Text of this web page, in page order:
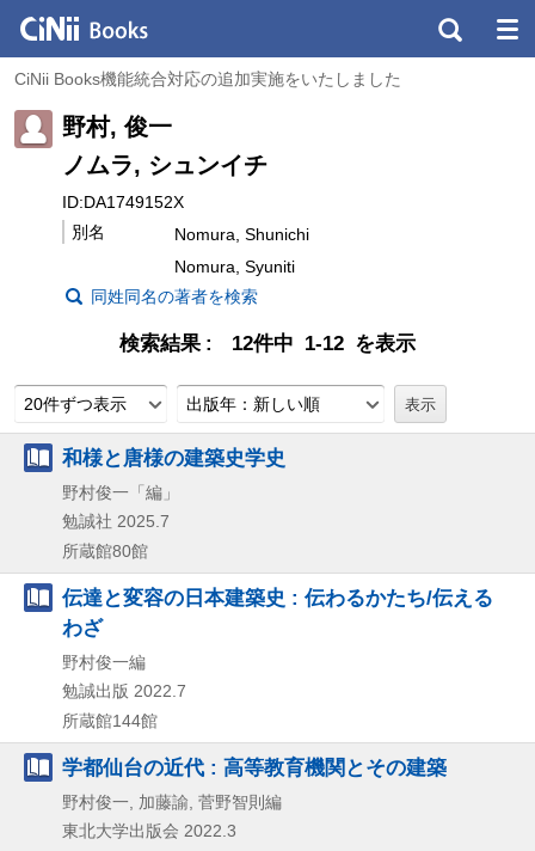
CiNii Books機能統合対応の追加実施をいたしました
野村, 俊一
ノムラ, シュンイチ
ID:DA1749152X
別名
Nomura, Shunichi
Nomura, Syuniti
同姓同名の著者を検索
検索結果 12件中 1-12 を表示
20件ずつ表示 出版年：新しい順
和様と唐様の建築史学史
野村俊一「編」
勉誠社 2025.7
所蔵館80館
伝達と変容の日本建築史 : 伝わるかたち/伝える
わざ
野村俊一編
勉誠出版 2022.7
所蔵館144館
学都仙台の近代 : 高等教育機関とその建築
野村俊一, 加藤諭, 菅野智則編
東北大学出版会 2022.3